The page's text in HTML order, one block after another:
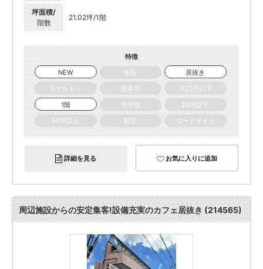
坪面積/
階数
21.02坪/1階
特徴
NEW
更新
居抜き
スケルトン
飲食可
30万円以下
1階
空中階
20坪以下
50坪以上
駅近 ロードサイド
詳細を見る お気に入りに追加
周辺施設からの安定集客!設備充実のカフェ居抜き (214565)